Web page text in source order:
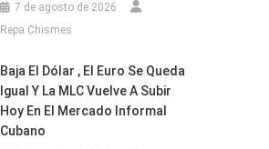
7 de agosto de 2026
Repa Chismes
Baja El Dólar , El Euro Se Queda
Igual Y La MLC Vuelve A Subir
Hoy En El Mercado Informal
Cubano